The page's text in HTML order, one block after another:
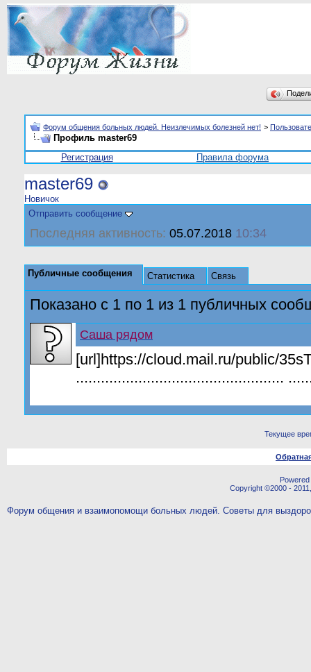
Форум общения больных людей. Неизлечимых болезней нет! >
Профиль master69
Регистрация
Правила форума
master69
Новичок
Отправить сообщение
Последняя активность: 05.07.2018 10:34
Публичные сообщения Статистика Связь
Показано с 1 по 1 из 1 публичных
Саша рядом
[url]https://cloud.mail.ru/public/
..................................................
Текущее
Copyright ©2000 -
Форум общения и взаимопомощи больных людей. Советы для